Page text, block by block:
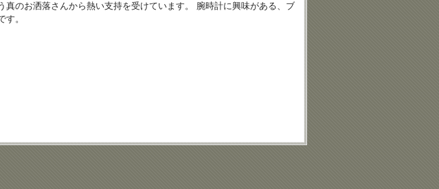
のお洒落さんから熱い支持を受けています。 腕時計に興味がある、ブ
。